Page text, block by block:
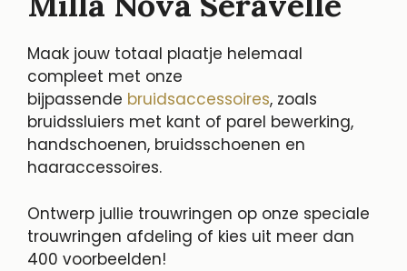
Maak jouw totaal plaatje helemaal
compleet met onze
bijpassende bruidsaccessoires, zoals
bruidssluiers met kant of parel bewerking,
handschoenen, bruidsschoenen en
haaraccessoires.
Ontwerp jullie trouwringen op onze speciale
trouwringen afdeling of kies uit meer dan
400 voorbeelden!